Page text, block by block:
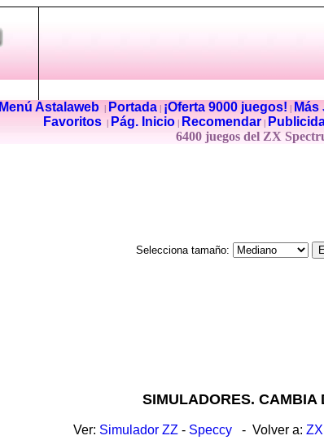
Menú Astalaweb| Portada| ¡Oferta 9000 juegos!
Favoritos
Pág. Inicio Recomendar
6400 juegos del ZX
Selecciona tamaño:
SIMULADORES. CAMBIA
Ver: Simulador ZZ - Speccy - Volver a: